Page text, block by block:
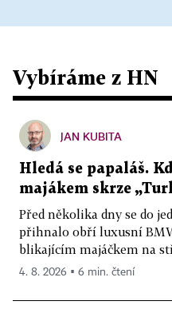
Vybíráme z HN
JAN KUBITA
Hledá se papaláš.
majákem skrze
Před několika dny se do
přihnalo obří luxusní
blikajícím majáčkem na
4. 8. 2026 ▪ 6 min. čtení